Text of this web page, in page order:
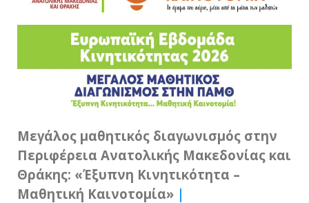
Μεγάλος μαθητικός διαγωνισμός στην
Περιφέρεια Ανατολικής Μακεδονίας και
Θράκης: «Έξυπνη Κινητικότητα –
Μαθητική Καινοτομία» |